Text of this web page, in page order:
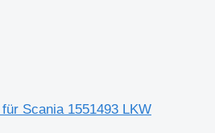
Scania 1551493 LKW